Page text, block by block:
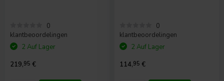
0
klantbeoordelingen
2 Auf Lager
219,95 €
0
klantbeoordelingen
2 Auf Lager
114,95 €